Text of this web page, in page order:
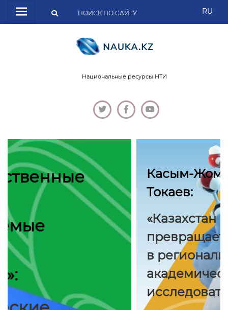
RU
Национальные ресурсы НТИ
Касым-Жомарт
Токаев:
«Казахстан постепенно
превращается
в региональный
академический и научно-
исследовательский хаб»